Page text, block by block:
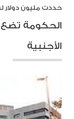
حددت مليون دولار
الحكومة تضع
الأجنبية